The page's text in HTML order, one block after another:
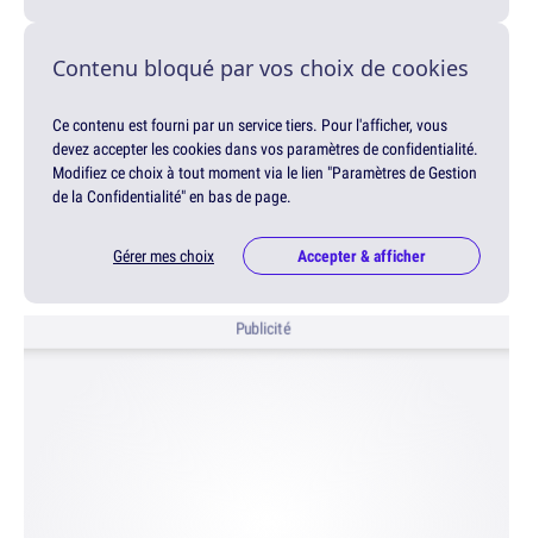
Contenu bloqué par vos choix de cookies
Ce contenu est fourni par un service tiers. Pour l'afficher, vous
devez accepter les cookies dans vos paramètres de confidentialité.
Modifiez ce choix à tout moment via le lien "Paramètres de Gestion
de la Confidentialité" en bas de page.
Gérer mes choix Accepter & afficher
Publicité